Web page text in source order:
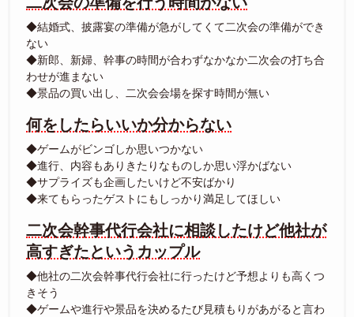
◆結婚式、披露宴の準備が急がしてくて二次会の準備ができ
ない
◆新郎、新婦、幹事の時間が合わずなかなか二次会の打ち合
わせが進まない
◆景品の買い出し、二次会会場を探す時間が無い
何をしたらいいか分からない
◆ゲームがビンゴしか思いつかない
◆進行、内容もありきたりなものしか思い浮かばない
◆サプライズも企画したいけど不安ばかり
◆来てもらったゲストにもしっかり満足してほしい
二次会幹事代行会社に相談したけど他社が
高すぎたというカップル
◆他社の二次会幹事代行会社に行ったけど予想よりも高くつ
きそう
◆ゲームや進行や景品を決めるたび見積もりがあがると言わ